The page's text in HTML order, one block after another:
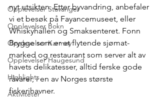
Opplevelser Stavanger
Opplevelser Bokn
Opplevelser Karmøy
Opplevelser Haugesund
Highlights
Aktiviteter
nyt utsikten. Etter byvandring, anbefaler
vi et besøk på Fayancemuseet, eller
Whiskyhallen og Smaksenteret. Fonn
Brygge som er et flytende sjømat-
marked og restaurant som server alt av
havets delikatesser, alltid ferske gode
råvarer, i en av Norges største
fiskerihavner.